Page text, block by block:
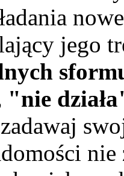
jego
zadawaj
nie